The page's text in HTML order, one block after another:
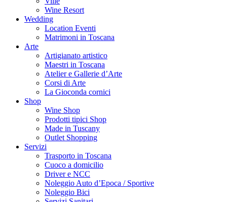
Wine Resort
Wedding
Location Eventi
Matrimoni in Toscana
Arte
Artigianato artistico
Maestri in Toscana
Atelier e Gallerie d’Arte
Corsi di Arte
La Gioconda cornici
Shop
Wine Shop
Prodotti tipici Shop
Made in Tuscany
Outlet Shopping
Servizi
Trasporto in Toscana
Cuoco a domicilio
Driver e NCC
Noleggio Auto d’Epoca / Sportive
Noleggio Bici